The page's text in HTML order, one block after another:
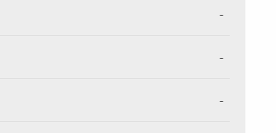
-
-
-